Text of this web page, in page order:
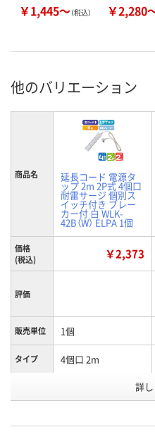
￥1,445～（税込） ￥2,280
他のバリエーション
商品名 延長コード 電源タ
ップ 2m 2P式 4個口
耐雷サージ 個別ス
イッチ付き ブレー
カー付 白 WLK-
42B（W） ELPA 1個
価格
(税込)
￥2,373
評価
販売単位 1個
タイプ 4個口 2m
詳